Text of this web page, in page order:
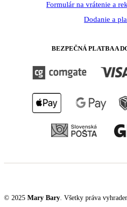
Formulár na vrátenie a
Dodanie a
BEZPEČNÁ PLATBA A
© 2025 Mary Bary. Všetky práva